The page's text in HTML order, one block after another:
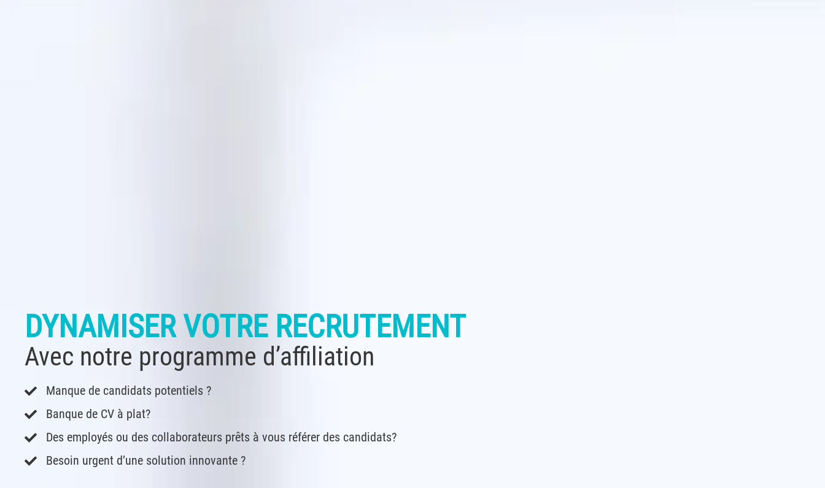
DYNAMISER VOTRE RECRUTEMENT
Avec notre programme d’affiliation
Manque de candidats potentiels ?
Banque de CV à plat?
Des employés ou des collaborateurs prêts à vous référer des candidats?
Besoin urgent d’une solution innovante ?